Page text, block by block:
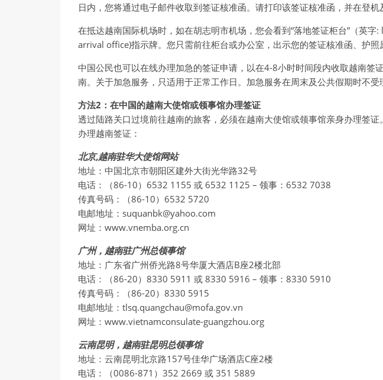
日内，您将通过电子邮件收取到签证核准函。请打印该签证核准函，并在登机
在抵达越南国际机场时，如在胡志明市机场，您会看到“落地签证柜台”（英
arrival office)指示牌。您只需前往柜台或办公室，出示您的签证核准函、护照
中国公民也可以在线办理加急的签证申请，以在4-8小时时间段内收取越南
南。关于加急服务，只适用于正常工作日。加急服务在周末及公共假期时不受
方法2 ：在中国的越南大使馆或领事馆办理签证
透过陆路关口过境前往越南的旅客，必须在越南大使馆或领事馆亲身办理签
办理越南签证：
北京,越南驻华大使馆网站
地址：中国北京市朝阳区建外大街光华路32号
电话：（86-10）6532 1155 或 6532 1125 – 领事：6532 7038
传真号码：（86-10）6532 5720
电邮地址：suquanbk@yahoo.com
网址：www.vnemba.org.cn
广州，越南驻广州总领事馆
地址：广东省广州侨光路8号华厦大酒店B座2楼北部
电话：（86-20）8330 5911 或 8330 5916 – 领事：8330 5910
传真号码：（86-20）8330 5915
电邮地址：tlsq.quangchau@mofa.gov.vn
网址：www.vietnamconsulate-guangzhou.org
云南昆明，越南驻昆明总领事馆
地址：云南昆明北京路157号佳华广场酒店C座2楼
电话：（0086-871）352 2669 或 351 5889